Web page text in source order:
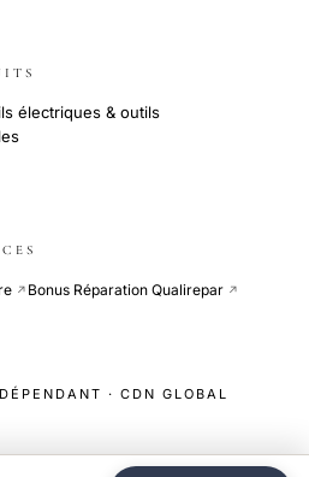
électriques & outils
↗ Bonus Réparation Qualirepar ↗
· CDN GLOBAL